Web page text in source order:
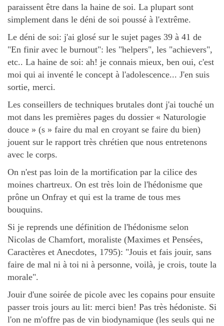
paraissent être dans la haine de soi. La plupart sont
simplement dans le déni de soi poussé à l'extrême.
Le déni de soi: j'ai glosé sur le sujet pages 39 à 41 de
"En finir avec le burnout": les "helpers", les "achievers",
etc.. La haine de soi: ah! je connais mieux, ben oui, c'est
moi qui ai inventé le concept à l'adolescence... J'en suis
sortie, merci.
Les conseillers de techniques brutales dont j'ai touché un
mot dans les premières pages du dossier « Naturologie
douce » (s » faire du mal en croyant se faire du bien)
jouent sur le rapport très chrétien que nous entretenons
avec le corps.
On n'est pas loin de la mortification par la cilice des
moines chartreux. On est très loin de l'hédonisme que
prône un Onfray et qui est la trame de tous mes
bouquins.
Si je reprends une définition de l'hédonisme selon
Nicolas de Chamfort, moraliste (Maximes et Pensées,
Caractères et Anecdotes, 1795): "Jouis et fais jouir, sans
faire de mal ni à toi ni à personne, voilà, je crois, toute la
morale".
Jouir d'une soirée de picole avec les copains pour ensuite
passer trois jours au lit: merci bien! Pas très hédoniste. Si
l'on ne m'offre pas de vin biodynamique (les seuls qui ne